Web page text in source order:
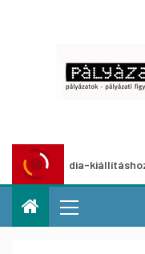
kiállításhoz